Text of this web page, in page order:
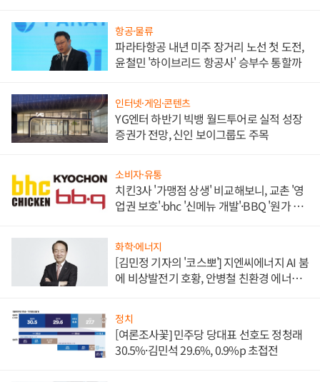
항공·물류
파라타항공 내년 미주 장거리 노선 첫 도전,
윤철민 '하이브리드 항공사' 승부수 통할까
인터넷·게임·콘텐츠
YG엔터 하반기 빅뱅 월드투어로 실적 성장
증권가 전망, 신인 보이그룹도 주목
소비자·유통
치킨3사 '가맹점 상생' 비교해보니, 교촌 '영
업권 보호'·bhc '신메뉴 개발'·BBQ '원가 부
화학·에너지
[김민정 기자의 '코스뽀'] 지엔씨에너지 AI 붐
에 비상발전기 호황, 안병철 친환경 에너지
정치
[여론조사꽃] 민주당 당대표 선호도 정청래
30.5%·김민석 29.6%, 0.9%p 초접전